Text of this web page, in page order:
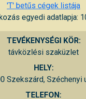
'T' betűs cégek listája
egyedi adatlapja:
TEVÉKENYSÉGI KÖR:
távközlési szaküzlet
HELY:
Szekszárd, Széchenyi
TELEFON: